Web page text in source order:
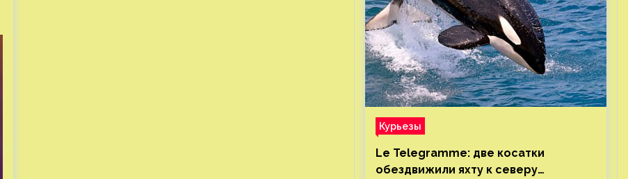
Курьезы
Le Telegramme: две косатки
обездвижили яхту к северу